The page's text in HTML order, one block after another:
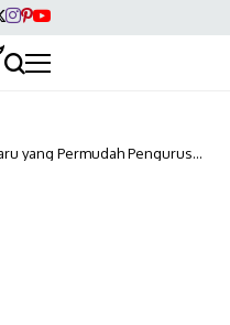
yang Permudah Pengurus